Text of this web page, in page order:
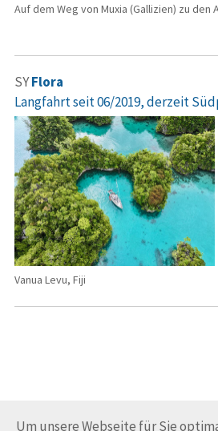
Um unsere Webseite für Sie
Auf dem Weg von Muxia (Gallizien) zu den
SYFlora
Langfahrt seit 06/2019, derzeit
Vanua Levu, Fiji